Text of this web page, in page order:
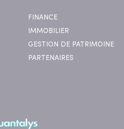
FINANCE
IMMOBILIER
GESTION DE PATRIMOINE
PARTENAIRES